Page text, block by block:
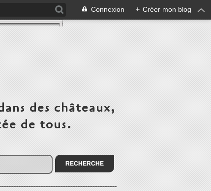
Connexion + Créer mon blog
des châteaux,
de tous.